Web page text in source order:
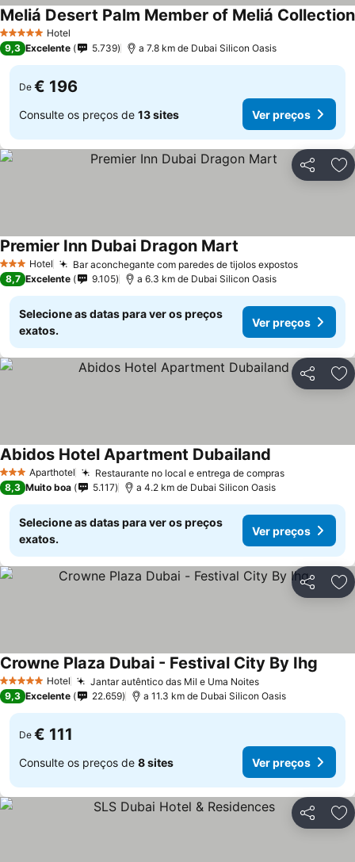
5 Estrelas Hotel
Meliá Desert Palm Member of Meliá Collection
9,3 Excelente 5.739 a 7.8 km de Dubai Silicon Oasis
De € 196
Consulte os preços de 13 sites Ver preços
Partilhar
3 EstrelasHotel Bar aconchegante com paredes de tijolos expostosVer
Premier Inn Dubai Dragon Mart
8,7 Excelente 9.105 a 6.3 km de Dubai Silicon Oasis
Selecione as datas para ver os preços
exatos.
Ver preços
Partilhar
3 EstrelasAparthotel Restaurante no local e entrega de comprasVer preços
Abidos Hotel Apartment Dubailand
8,3 Muito boa 5.117 a 4.2 km de Dubai Silicon Oasis
Selecione as datas para ver os preços
exatos.
Ver preços
Partilhar
5 Estrelas Hotel Jantar autêntico das Mil e Uma NoitesVer preços
Crowne Plaza Dubai - Festival City By Ihg
9,3 Excelente 22.659 a 11.3 km de Dubai Silicon Oasis
De € 111
Consulte os preços de 8 sites Ver preços
Partilhar